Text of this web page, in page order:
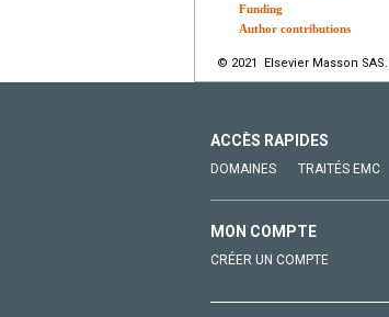
Funding
Author contributions
© 2021 Elsevier Masson
ACCÈS RAPIDES
DOMAINES TRAITÉS EMC
MON COMPTE
CRÉER UN COMPTE